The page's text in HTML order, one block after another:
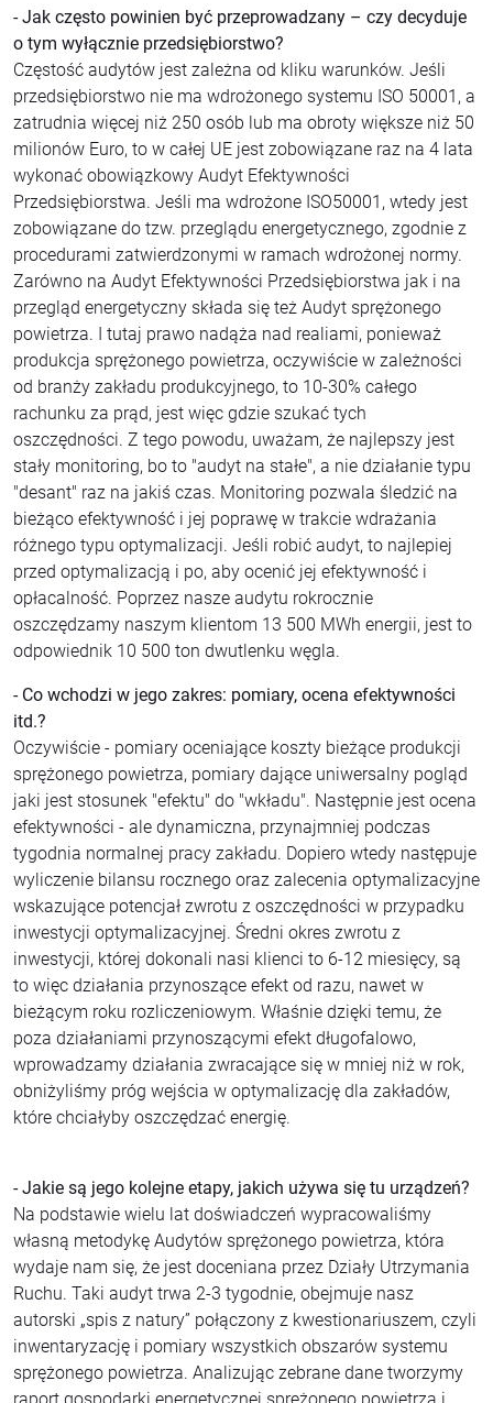
- Jak często powinien być przeprowadzany – czy decyduje
o tym wyłącznie przedsiębiorstwo?
Częstość audytów jest zależna od kliku warunków. Jeśli
przedsiębiorstwo nie ma wdrożonego systemu ISO 50001, a
zatrudnia więcej niż 250 osób lub ma obroty większe niż 50
milionów Euro, to w całej UE jest zobowiązane raz na 4 lata
wykonać obowiązkowy Audyt Efektywności
Przedsiębiorstwa. Jeśli ma wdrożone ISO50001, wtedy jest
zobowiązane do tzw. przeglądu energetycznego, zgodnie z
procedurami zatwierdzonymi w ramach wdrożonej normy.
Zarówno na Audyt Efektywności Przedsiębiorstwa jak i na
przegląd energetyczny składa się też Audyt sprężonego
powietrza. I tutaj prawo nadąża nad realiami, ponieważ
produkcja sprężonego powietrza, oczywiście w zależności
od branży zakładu produkcyjnego, to 10-30% całego
rachunku za prąd, jest więc gdzie szukać tych
oszczędności. Z tego powodu, uważam, że najlepszy jest
stały monitoring, bo to "audyt na stałe", a nie działanie typu
"desant" raz na jakiś czas. Monitoring pozwala śledzić na
bieżąco efektywność i jej poprawę w trakcie wdrażania
różnego typu optymalizacji. Jeśli robić audyt, to najlepiej
przed optymalizacją i po, aby ocenić jej efektywność i
opłacalność. Poprzez nasze audytu rokrocznie
oszczędzamy naszym klientom 13 500 MWh energii, jest to
odpowiednik 10 500 ton dwutlenku węgla.
- Co wchodzi w jego zakres: pomiary, ocena efektywności
itd.?
Oczywiście - pomiary oceniające koszty bieżące produkcji
sprężonego powietrza, pomiary dające uniwersalny pogląd
jaki jest stosunek "efektu" do "wkładu". Następnie jest ocena
efektywności - ale dynamiczna, przynajmniej podczas
tygodnia normalnej pracy zakładu. Dopiero wtedy następuje
wyliczenie bilansu rocznego oraz zalecenia optymalizacyjne
wskazujące potencjał zwrotu z oszczędności w przypadku
inwestycji optymalizacyjnej. Średni okres zwrotu z
inwestycji, której dokonali nasi klienci to 6-12 miesięcy, są
to więc działania przynoszące efekt od razu, nawet w
bieżącym roku rozliczeniowym. Właśnie dzięki temu, że
poza działaniami przynoszącymi efekt długofalowo,
wprowadzamy działania zwracające się w mniej niż w rok,
obniżyliśmy próg wejścia w optymalizację dla zakładów,
które chciałyby oszczędzać energię.
- Jakie są jego kolejne etapy, jakich używa się tu urządzeń?
Na podstawie wielu lat doświadczeń wypracowaliśmy
własną metodykę Audytów sprężonego powietrza, która
wydaje nam się, że jest doceniana przez Działy Utrzymania
Ruchu. Taki audyt trwa 2-3 tygodnie, obejmuje nasz
autorski „spis z natury” połączony z kwestionariuszem, czyli
inwentaryzację i pomiary wszystkich obszarów systemu
sprężonego powietrza. Analizując zebrane dane tworzymy
raport gospodarki energetycznej sprężonego powietrza i